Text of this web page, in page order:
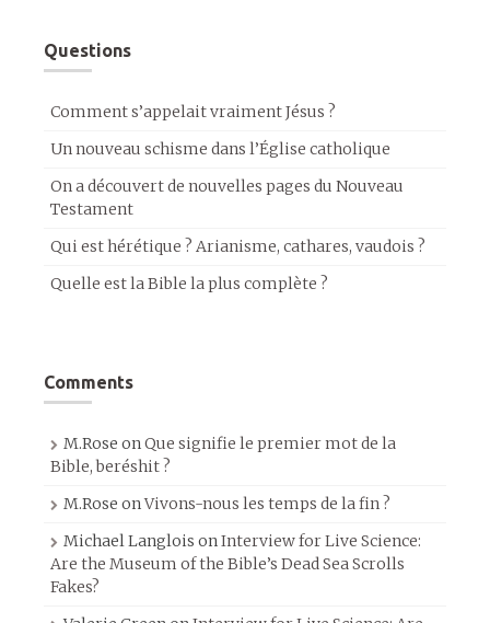
Questions
Comment s’appelait vraiment Jésus ?
Un nouveau schisme dans l’Église catholique
On a découvert de nouvelles pages du Nouveau
Testament
Qui est hérétique ? Arianisme, cathares, vaudois ?
Quelle est la Bible la plus complète ?
Comments
M.Rose onQue signifie le premier mot de la
Bible, beréshit ?
M.Rose onVivons-nous les temps de la fin ?
Michael Langlois onInterview for Live Science:
Are the Museum of the Bible’s Dead Sea Scrolls
Fakes?